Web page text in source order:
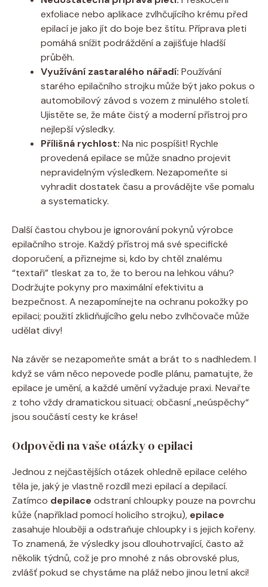
exfoliace nebo aplikace zvlhčujícího krému před
epilací je jako jít do boje bez štítu. Příprava pleti
pomáhá snížit podráždění a zajišťuje hladší
průběh.
Využívání zastaralého nářadí: Používání
starého epilačního strojku může být jako pokus o
automobilový závod s vozem z minulého století.
Ujistěte se, že máte čistý a moderní přístroj pro
nejlepší výsledky.
Přílišná rychlost: Na nic pospíšit! Rychle
provedená epilace se může snadno projevit
nepravidelným výsledkem. Nezapomeňte si
vyhradit dostatek času a provádějte vše pomalu
a systematicky.
Další častou chybou je ignorování pokynů výrobce
epilačního stroje. Každý přístroj má své specifické
doporučení, a přiznejme si, kdo by chtěl znalému
“textaři” tleskat za to, že to berou na lehkou váhu?
Dodržujte pokyny pro maximální efektivitu a
bezpečnost. A nezapomínejte na ochranu pokožky po
epilaci; použití zklidňujícího gelu nebo zvlhčovače může
udělat divy!
Na závěr se nezapomeňte smát a brát to s nadhledem. I
když se vám něco nepovede podle plánu, pamatujte, že
epilace je umění, a každé umění vyžaduje praxi. Nevařte
z toho vždy dramatickou situaci; občasní „neúspěchy“
jsou součástí cesty ke kráse!
Odpovědi na vaše otázky o epilaci
Jednou z nejčastějších otázek ohledně epilace celého
těla je, jaký je vlastně rozdíl mezi epilací a depilací.
Zatímco depilace odstraní chloupky pouze na povrchu
kůže (například pomocí holicího strojku), epilace
zasahuje hlouběji a odstraňuje chloupky i s jejich kořeny.
To znamená, že výsledky jsou dlouhotrvající, často až
několik týdnů, což je pro mnohé z nás obrovské plus,
zvlášť pokud se chystáme na pláž nebo jinou letní akci!